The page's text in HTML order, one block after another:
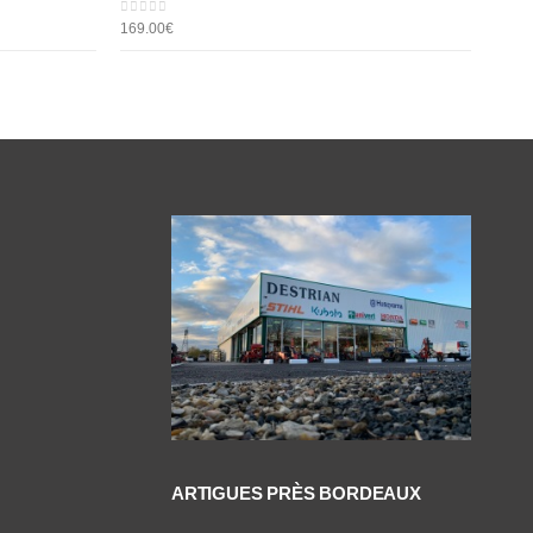
0out of 5
169.00€
ARTIGUES PRÈS BORDEAUX